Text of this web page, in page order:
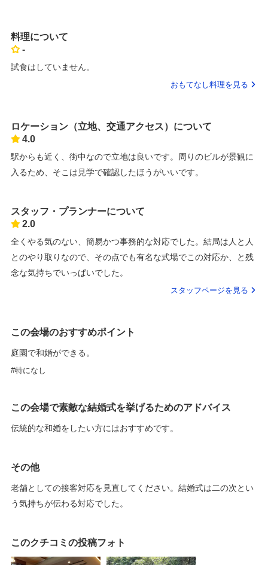
料理について
-
試食はしていません。
おもてなし料理を見る
ロケーション（立地、交通アクセス）について
4.0
駅からも近く、街中なので立地は良いです。周りのビルが景観に
入るため、そこは見学で確認したほうがいいです。
スタッフ・プランナーについて
2.0
全くやる気のない、簡易かつ事務的な対応でした。結局は人と人
とのやり取りなので、その点でも有名な式場でこの対応か、と残
念な気持ちでいっぱいでした。
スタッフページを見る
この会場のおすすめポイント
庭園で和婚ができる。
特になし
この会場で素敵な結婚式を挙げるためのアドバイス
伝統的な和婚をしたい方にはおすすめです。
その他
老舗としての接客対応を見直してください。結婚式は二の次とい
う気持ちが伝わる対応でした。
このクチコミの投稿フォト